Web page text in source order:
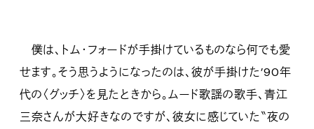
僕は、トム・フォードが手掛けているものなら何でも愛
せます。そう思うようになったのは、彼が手掛けた’90年
代の〈グッチ〉を見たときから。ムード歌謡の歌手、青江
三奈さんが大好きなのですが、彼女に感じていた〝夜の